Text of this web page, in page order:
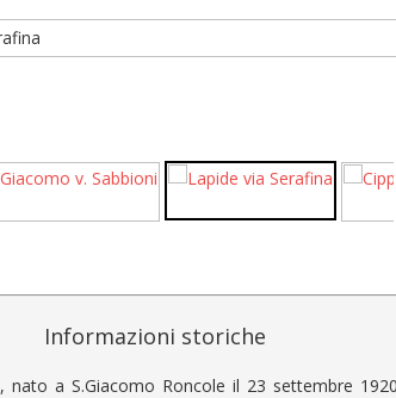
Informazioni storiche
, nato a S.Giacomo Roncole il 23 settembre